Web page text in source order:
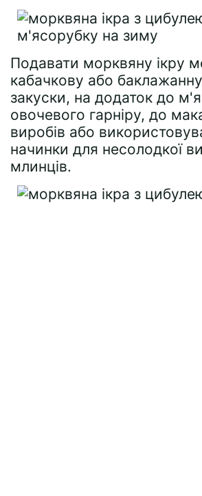
Подавати морквяну ікру
кабачкову або баклажанну
закуски, на додаток до
овочевого гарніру, до
виробів або
начинки для несолодкої
млинців.